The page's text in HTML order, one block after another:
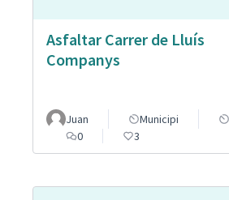
Asfaltar Carrer de Lluís
Companys
Juan Municipi
0
3